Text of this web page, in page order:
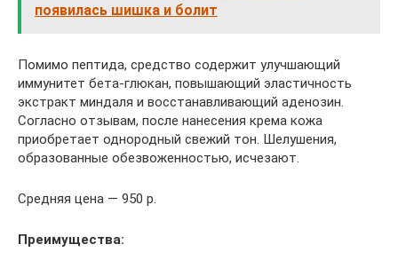
появилась шишка и болит
Помимо пептида, средство содержит улучшающий
иммунитет бета-глюкан, повышающий эластичность
экстракт миндаля и восстанавливающий аденозин.
Согласно отзывам, после нанесения крема кожа
приобретает однородный свежий тон. Шелушения,
образованные обезвоженностью, исчезают.
Средняя цена — 950 р.
Преимущества: